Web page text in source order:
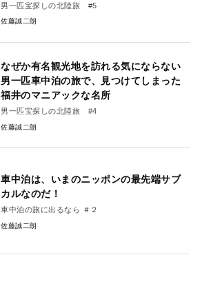
男一匹宝探しの北陸旅 #5
佐藤誠二朗
なぜか有名観光地を訪れる気にならない
男一匹車中泊の旅で、見つけてしまった
福井のマニアックな名所
男一匹宝探しの北陸旅 #4
佐藤誠二朗
車中泊は、いまのニッポンの最先端サブ
カルなのだ！
車中泊の旅に出るなら ＃２
佐藤誠二朗